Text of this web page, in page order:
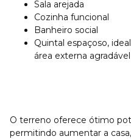
Sala arejada
Cozinha funcional
Banheiro social
Quintal espaçoso,
área externa agradável
O terreno oferece ótimo
permitindo aumentar a